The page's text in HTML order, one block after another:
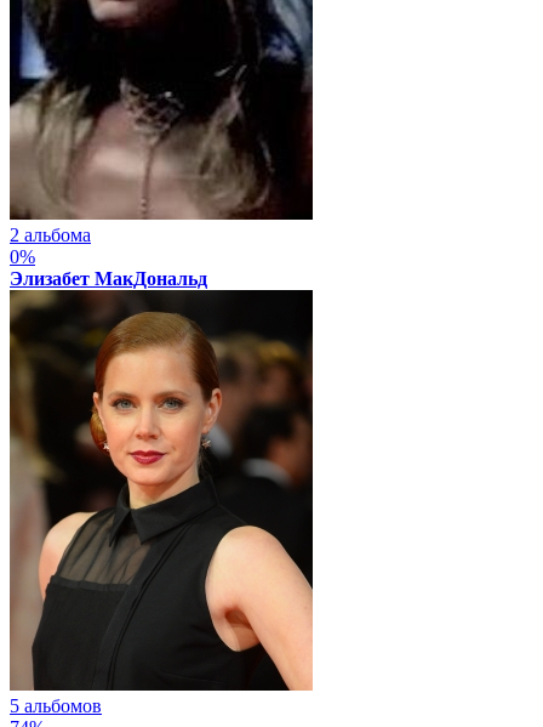
2 альбома
0%
Элизабет МакДональд
5 альбомов